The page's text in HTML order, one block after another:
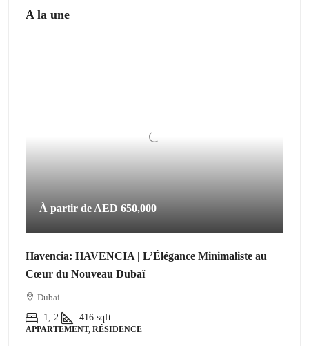
A la une
À partir de AED 650,000
Havencia: HAVENCIA | L’Élégance Minimaliste au
Cœur du Nouveau Dubaï
Dubai
1, 2
416 sqft
APPARTEMENT, RÉSIDENCE